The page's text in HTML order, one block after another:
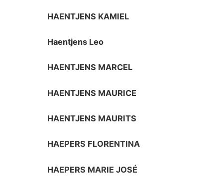
HAENTJENS KAMIEL
Haentjens Leo
HAENTJENS MARCEL
HAENTJENS MAURICE
HAENTJENS MAURITS
HAEPERS FLORENTINA
HAEPERS MARIE JOSÉ